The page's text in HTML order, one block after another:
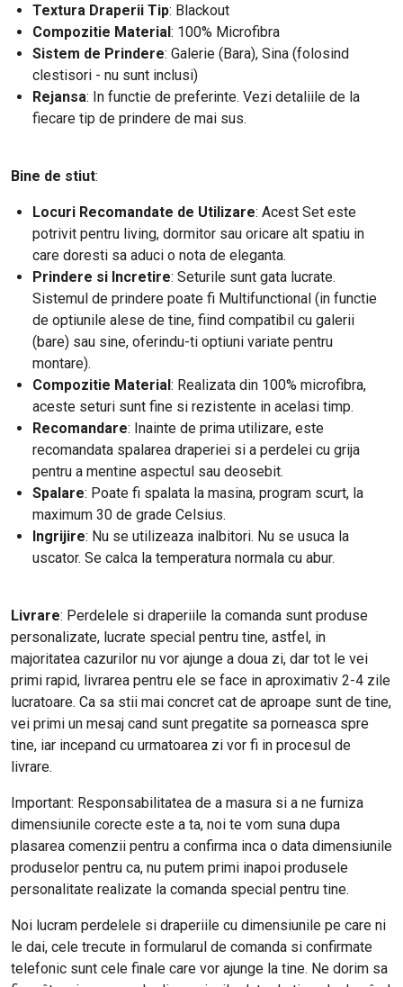
Textura Draperii Tip: Blackout
Compozitie Material: 100% Microfibra
Sistem de Prindere: Galerie (Bara), Sina (folosind
clestisori - nu sunt inclusi)
Rejansa: In functie de preferinte. Vezi detaliile de la
fiecare tip de prindere de mai sus.
Bine de stiut:
Locuri Recomandate de Utilizare: Acest Set este
potrivit pentru living, dormitor sau oricare alt spatiu in
care doresti sa aduci o nota de eleganta.
Prindere si Incretire: Seturile sunt gata lucrate.
Sistemul de prindere poate fi Multifunctional (in functie
de optiunile alese de tine, fiind compatibil cu galerii
(bare) sau sine, oferindu-ti optiuni variate pentru
montare).
Compozitie Material: Realizata din 100% microfibra,
aceste seturi sunt fine si rezistente in acelasi timp.
Recomandare: Inainte de prima utilizare, este
recomandata spalarea draperiei si a perdelei cu grija
pentru a mentine aspectul sau deosebit.
Spalare: Poate fi spalata la masina, program scurt, la
maximum 30 de grade Celsius.
Ingrijire: Nu se utilizeaza inalbitori. Nu se usuca la
uscator. Se calca la temperatura normala cu abur.
Livrare: Perdelele si draperiile la comanda sunt produse
personalizate, lucrate special pentru tine, astfel, in
majoritatea cazurilor nu vor ajunge a doua zi, dar tot le vei
primi rapid, livrarea pentru ele se face in aproximativ 2-4 zile
lucratoare. Ca sa stii mai concret cat de aproape sunt de tine,
vei primi un mesaj cand sunt pregatite sa porneasca spre
tine, iar incepand cu urmatoarea zi vor fi in procesul de
livrare.
Important: Responsabilitatea de a masura si a ne furniza
dimensiunile corecte este a ta, noi te vom suna dupa
plasarea comenzii pentru a confirma inca o data dimensiunile
produselor pentru ca, nu putem primi inapoi produsele
personalitate realizate la comanda special pentru tine.
Noi lucram perdelele si draperiile cu dimensiunile pe care ni
le dai, cele trecute in formularul de comanda si confirmate
telefonic sunt cele finale care vor ajunge la tine. Ne dorim sa